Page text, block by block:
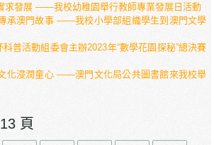
求發展 ——我校幼稚園舉行教師專業發展日活動
承澳門故事 ——我校小學部組織學生到澳門文學
普活動組委會主辦2023年“數學花園探秘”總決賽
化浸潤童心 ——澳門文化局公共圖書館來我校舉
頁